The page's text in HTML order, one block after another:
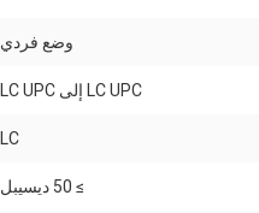
وضع فردي
LC UPC إلى LC UPC
LC
≥ 50 ديسيبل